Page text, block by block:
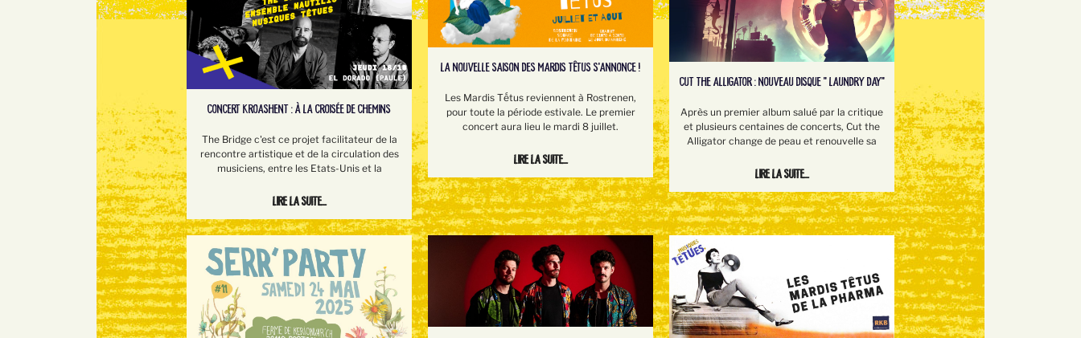
CONCERT KROASHENT : À LA CROISÉE DE CHEMINS
The Bridge c'est ce projet facilitateur de la
rencontre artistique et de la circulation des
musiciens, entre les Etats-Unis et la
Lire la suite...
LA NOUVELLE SAISON DES MARDIS TÊTUS S'ANNONCE !
Les Mardis Tếtus reviennent à Rostrenen,
pour toute la période estivale. Le premier
concert aura lieu le mardi 8 juillet.
Lire la suite...
CUT THE ALLIGATOR : NOUVEAU DISQUE " LAUNDRY DAY"
Après un premier album salué par la critique
et plusieurs centaines de concerts, Cut the
Alligator change de peau et renouvelle sa
Lire la suite...